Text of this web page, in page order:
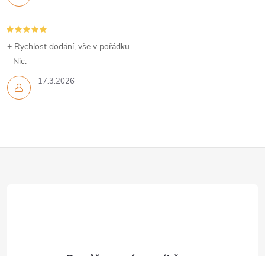
17.3.2026
+ Rychlost dodání, vše v pořádku.
- Nic.